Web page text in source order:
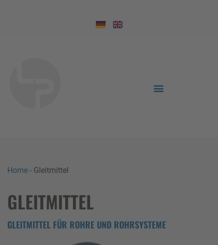
Home - Gleitmittel
GLEITMITTEL
GLEITMITTEL FÜR ROHRE UND ROHRSYSTEME